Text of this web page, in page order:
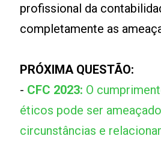
profissional da
completamente as
PRÓXIMA QUESTÃO:
- CFC 2023: O
éticos pode ser
circunstâncias e